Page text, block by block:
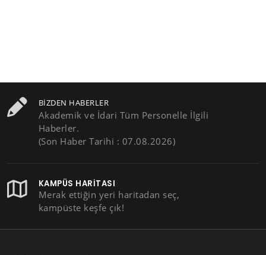
BIZDEN HABERLER
Akademik ve İdari Tüm Personelle İlgili
Haberler.
(Son Haber Tarihi : 07.08.2026)
KAMPÜS HARITASI
Merak ettiğin yeri haritadan seç,
kampüste keşfe çık!